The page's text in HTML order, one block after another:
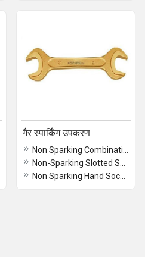
गैर स्पार्किंग उपकरण